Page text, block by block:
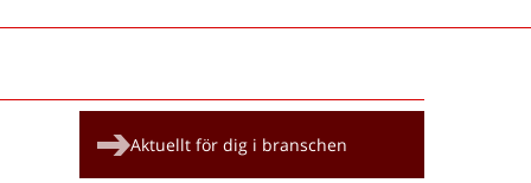
Aktuellt för dig i branschen